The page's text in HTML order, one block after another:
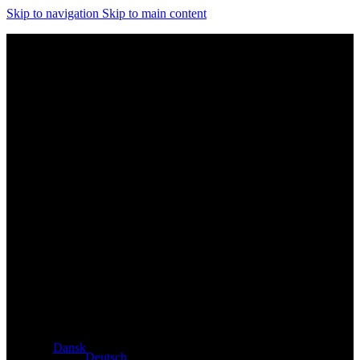
Skip to navigation Skip to main content
Dansk
Deutsch